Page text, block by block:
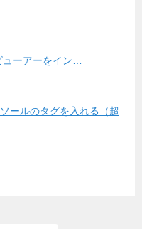
ーアーをイン…
ールのタグを入れる（超